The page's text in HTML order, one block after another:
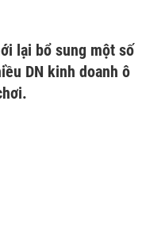
lại bổ sung một số
DN kinh doanh ô